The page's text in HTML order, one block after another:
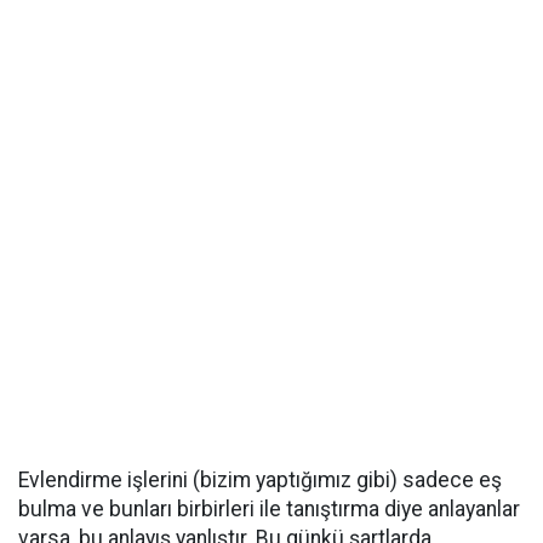
Evlendirme işlerini (bizim yaptığımız gibi) sadece eş
bulma ve bunları birbirleri ile tanıştırma diye anlayanlar
varsa, bu anlayış yanlıştır. Bu günkü şartlarda